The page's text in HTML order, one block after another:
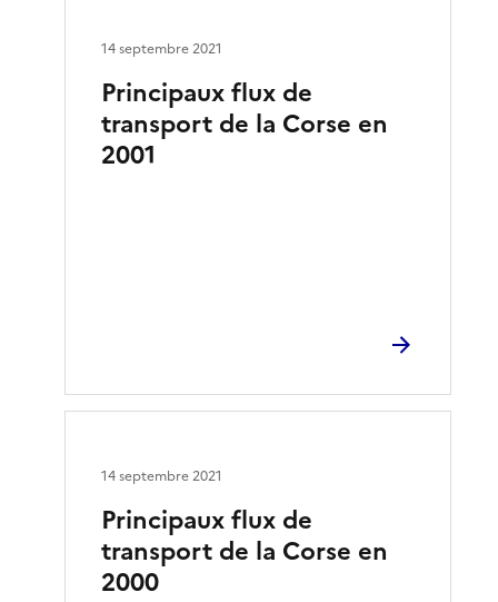
Principaux flux de
transport de la Corse en
2001
14 septembre 2021
Principaux flux de
transport de la Corse en
2000
14 septembre 2021